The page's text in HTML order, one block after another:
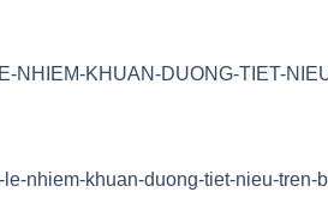
NHIEM-KHUAN-DUONG-TIET-
le-nhiem-khuan-duong-tiet-nieu-tren-